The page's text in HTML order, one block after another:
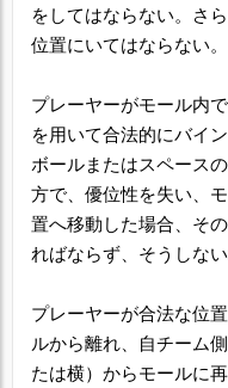
をしてはならない。さ
位置にいてはならない。
プレーヤーがモール内
を用いて合法的にバイ
ボールまたはスペース
方で、優位性を失い、
置へ移動した場合、そ
ればならず、そうしな
プレーヤーが合法な位
ルから離れ、自チーム
たは横）からモールに